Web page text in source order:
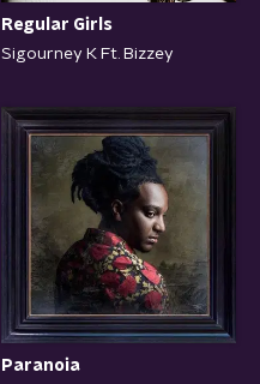
Regular Girls
Sigourney K Ft. Bizzey
Paranoia